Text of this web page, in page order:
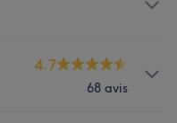
4.7
68 avis